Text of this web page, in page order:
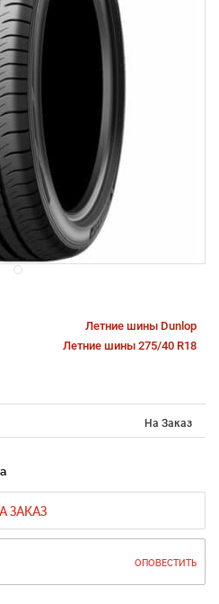
Летние шины Dunlop
Летние шины 275/40 R18
На Заказ
ЗАКАЗ
ОПОВЕСТИТЬ